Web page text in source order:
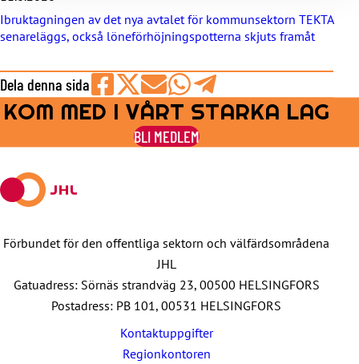
Ibruktagningen av det nya avtalet för kommunsektorn TEKTA
senareläggs, också löneförhöjningspotterna skjuts framåt
Dela denna sida
Share
on
Facebook
Share
on
Share
by
E-
Share
on
WhatsApp
Share
on
Telegram
KOM MED I VÅRT STARKA LAG
BLI MEDLEM
Förbundet för den offentliga sektorn och välfärdsområdena
JHL
Gatuadress: Sörnäs strandväg 23, 00500 HELSINGFORS
Postadress: PB 101, 00531 HELSINGFORS
Kontaktuppgifter
Regionkontoren